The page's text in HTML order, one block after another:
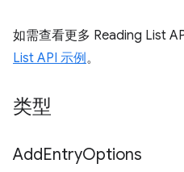
如需查看更多 Reading List
List API 示例。
类型
AddEntryOptions